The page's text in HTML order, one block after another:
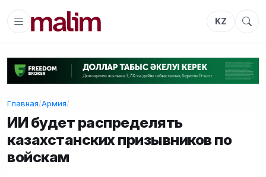
KZ
Главная/Армия/
ИИ будет распределять
казахстанских призывников по
войскам